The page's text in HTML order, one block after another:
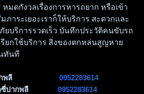
หมดกังวลเรื่องการหารถยาก หรือเข้า
าระเยอะเราก็ให้บริการ สะดวกและ
ยบริการรวดเร็ว บันทึกประวัติคนขับรถ
ยกใช้บริการ สิ่งของตกหล่นสูญหาย
ทันที
ปากพลี 0952283614
ท็กซี่ปากพลี 0952283614